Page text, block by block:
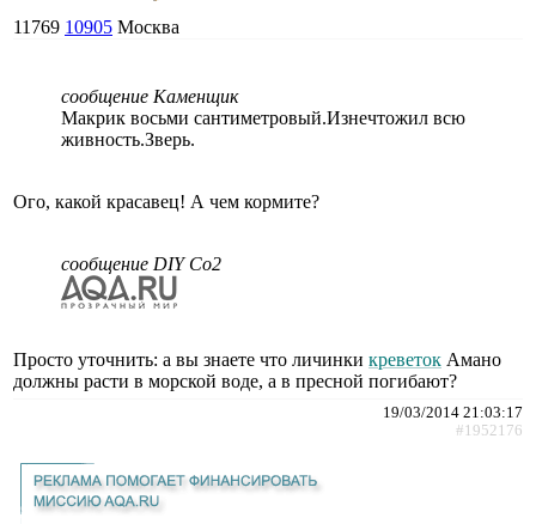
11769 10905 Москва
сообщение Каменщик
Макрик восьми сантиметровый.Изнечтожил всю
живность.Зверь.
Ого, какой красавец! А чем кормите?
сообщение DIY Co2
Просто уточнить: а вы знаете что личинки креветок Амано
должны расти в морской воде, а в пресной погибают?
19/03/2014 21:03:17
#1952176